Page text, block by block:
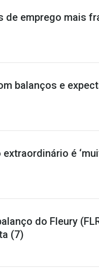
de emprego mais
balanços e
é
do Fleury
(7)